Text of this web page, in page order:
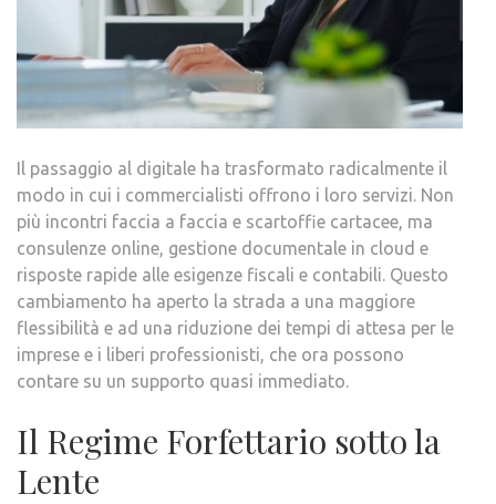
Il passaggio al digitale ha trasformato radicalmente il
modo in cui i commercialisti offrono i loro servizi. Non
più incontri faccia a faccia e scartoffie cartacee, ma
consulenze online, gestione documentale in cloud e
risposte rapide alle esigenze fiscali e contabili. Questo
cambiamento ha aperto la strada a una maggiore
flessibilità e ad una riduzione dei tempi di attesa per le
imprese e i liberi professionisti, che ora possono
contare su un supporto quasi immediato.
Il Regime Forfettario sotto la
Lente